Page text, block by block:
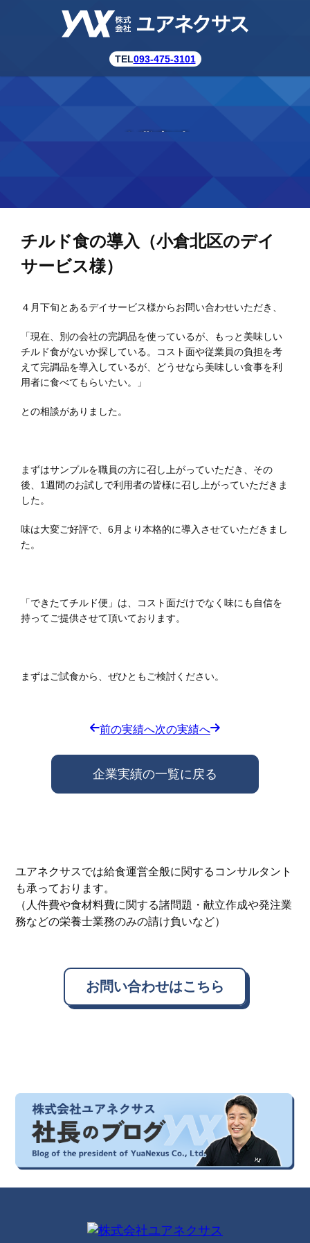
TEL093-475-3101
チルド食の導入（小倉北区のデイ
サービス様）
４月下旬とあるデイサービス様からお問い合わせいただき、
「現在、別の会社の完調品を使っているが、もっと美味しい
チルド食がないか探している。コスト面や従業員の負担を考
えて完調品を導入しているが、どうせなら美味しい食事を利
用者に食べてもらいたい。」
との相談がありました。
まずはサンプルを職員の方に召し上がっていただき、その
後、1週間のお試しで利用者の皆様に召し上がっていただきま
した。
味は大変ご好評で、6月より本格的に導入させていただきまし
た。
「できたてチルド便」は、コスト面だけでなく味にも自信を
持ってご提供させて頂いております。
まずはご試食から、ぜひともご検討ください。
前の実績へ次の実績へ
企業実績の一覧に戻る
ユアネクサスでは給食運営全般に関するコンサルタント
も承っております。
（人件費や食材料費に関する諸問題・献立作成や発注業
務などの栄養士業務のみの請け負いなど）
お問い合わせはこちら